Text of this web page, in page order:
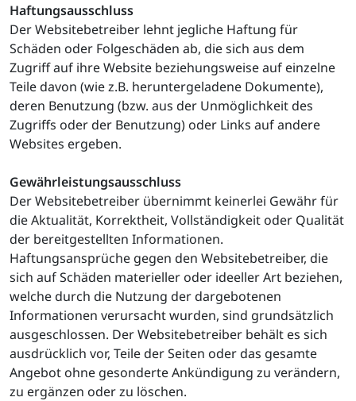
Haftungsausschluss
Der Websitebetreiber lehnt jegliche Haftung für
Schäden oder Folgeschäden ab, die sich aus dem
Zugriff auf ihre Website beziehungsweise auf einzelne
Teile davon (wie z.B. heruntergeladene Dokumente),
deren Benutzung (bzw. aus der Unmöglichkeit des
Zugriffs oder der Benutzung) oder Links auf andere
Websites ergeben.
Gewährleistungsausschluss
Der Websitebetreiber übernimmt keinerlei Gewähr für
die Aktualität, Korrektheit, Vollständigkeit oder Qualität
der bereitgestellten Informationen.
Haftungsansprüche gegen den Websitebetreiber, die
sich auf Schäden materieller oder ideeller Art beziehen,
welche durch die Nutzung der dargebotenen
Informationen verursacht wurden, sind grundsätzlich
ausgeschlossen. Der Websitebetreiber behält es sich
ausdrücklich vor, Teile der Seiten oder das gesamte
Angebot ohne gesonderte Ankündigung zu verändern,
zu ergänzen oder zu löschen.